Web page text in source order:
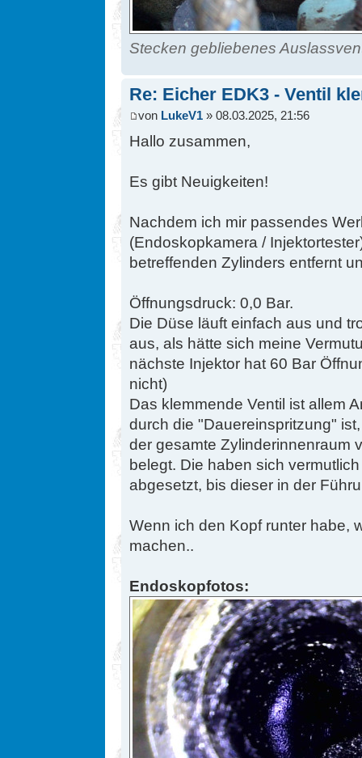
Stecken gebliebenes
Re: Eicher EDK3 - Ventil
von LukeV1 » 08.03.2025, 21:56
Hallo zusammen,
Es gibt Neuigkeiten!
Nachdem ich mir passendes
(Endoskopkamera /
betreffenden Zylinders entfernt
Öffnungsdruck: 0,0 Bar.
Die Düse läuft einfach aus und
aus, als hätte sich meine
nächste Injektor hat 60 Bar
nicht)
Das klemmende Ventil ist allem
durch die "Dauereinspritzung"
der gesamte Zylinderinnenraum
belegt. Die haben sich
abgesetzt, bis dieser in der
Wenn ich den Kopf runter habe,
machen..
Endoskopfotos: